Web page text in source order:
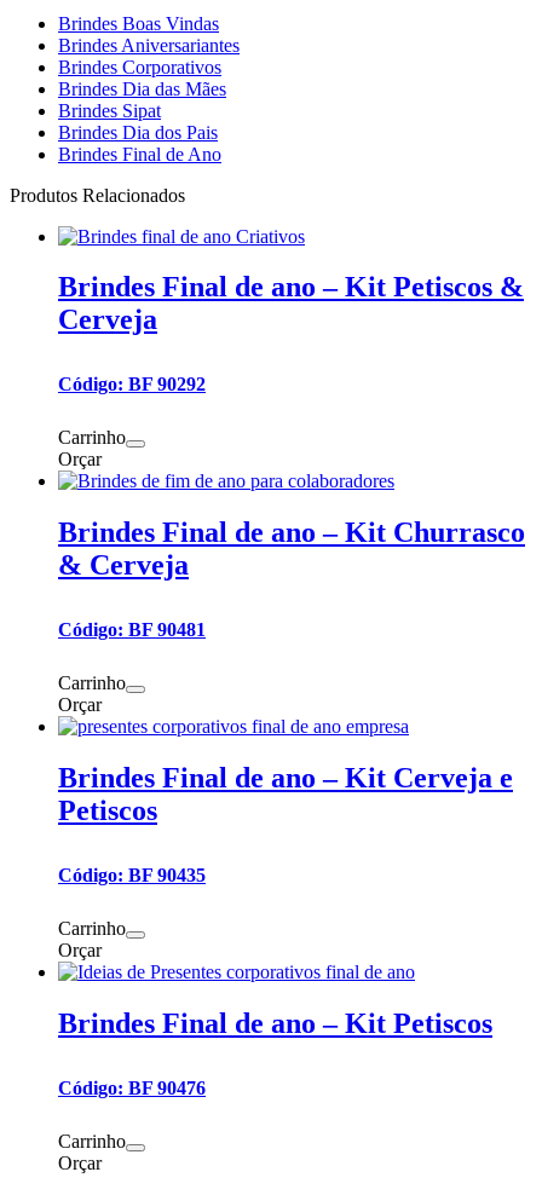
Brindes Boas Vindas
Brindes Aniversariantes
Brindes Corporativos
Brindes Dia das Mães
Brindes Sipat
Brindes Dia dos Pais
Brindes Final de Ano
Produtos Relacionados
Brindes Final de ano – Kit Petiscos &
Cerveja
Código: BF 90292
Carrinho
Orçar
Brindes Final de ano – Kit Churrasco
& Cerveja
Código: BF 90481
Carrinho
Orçar
Brindes Final de ano – Kit Cerveja e
Petiscos
Código: BF 90435
Carrinho
Orçar
Brindes Final de ano – Kit Petiscos
Código: BF 90476
Carrinho
Orçar